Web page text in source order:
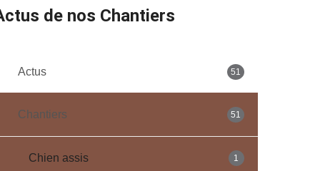
de nos Chantiers
Actus 51
Chantiers 51
Chien assis 1